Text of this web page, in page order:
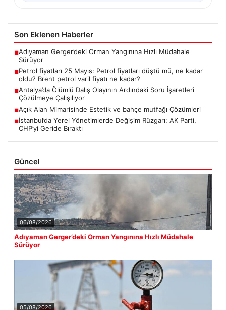
Son Eklenen Haberler
■Adıyaman Gerger’deki Orman Yangınına Hızlı Müdahale
Sürüyor
■Petrol fiyatları 25 Mayıs: Petrol fiyatları düştü mü, ne kadar
oldu? Brent petrol varil fiyatı ne kadar?
■Antalya’da Ölümlü Dalış Olayının Ardındaki Soru İşaretleri
Çözülmeye Çalışılıyor
■Açık Alan Mimarisinde Estetik ve bahçe mutfağı Çözümleri
■İstanbul’da Yerel Yönetimlerde Değişim Rüzgarı: AK Parti,
CHP’yi Geride Bıraktı
Güncel
06/08/2026
Adıyaman Gerger’deki Orman Yangınına Hızlı Müdahale
Sürüyor
05/08/2026